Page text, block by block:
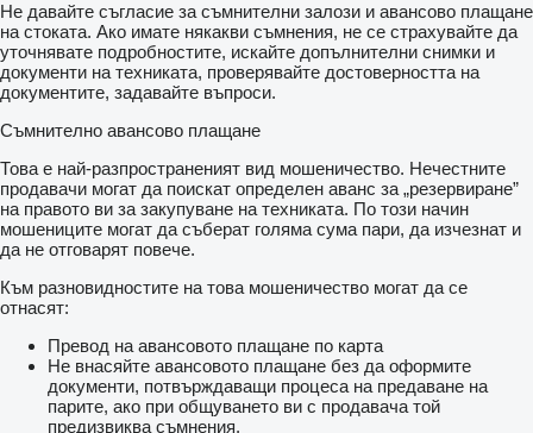
Не давайте съгласие за съмнителни залози и авансово плащане
на стоката. Ако имате някакви съмнения, не се страхувайте да
уточнявате подробностите, искайте допълнителни снимки и
документи на техниката, проверявайте достоверността на
документите, задавайте въпроси.
Съмнително авансово плащане
Това е най-разпространеният вид мошеничество. Нечестните
продавачи могат да поискат определен аванс за „резервиране”
на правото ви за закупуване на техниката. По този начин
мошениците могат да съберат голяма сума пари, да изчезнат и
да не отговарят повече.
Към разновидностите на това мошеничество могат да се
отнасят:
Превод на авансовото плащане по карта
Не внасяйте авансовото плащане без да оформите
документи, потвърждаващи процеса на предаване на
парите, ако при общуването ви с продавача той
предизвиква съмнения.